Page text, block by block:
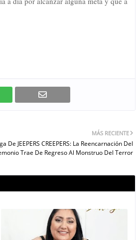
MÁS RECIENTE
De JEEPERS CREEPERS: La Reencarnación Del
Trae De Regreso Al Monstruo Del Terror